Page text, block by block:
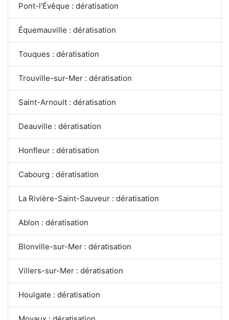
Pont-l'Évêque : dératisation
Équemauville : dératisation
Touques : dératisation
Trouville-sur-Mer : dératisation
Saint-Arnoult : dératisation
Deauville : dératisation
Honfleur : dératisation
Cabourg : dératisation
La Rivière-Saint-Sauveur : dératisation
Ablon : dératisation
Blonville-sur-Mer : dératisation
Villers-sur-Mer : dératisation
Houlgate : dératisation